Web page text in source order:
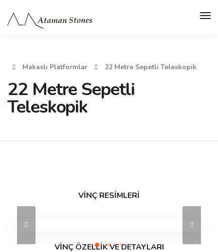
Makaslı Platformlar 22 Metre Sepetli Teleskopik
22 Metre Sepetli
Teleskopik
VİNÇ RESİMLERİ
VİNÇ ÖZELLİK VE DETAYLARI